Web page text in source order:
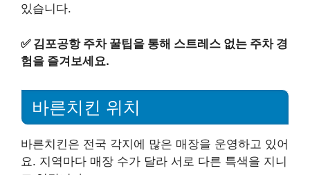
있습니다.
✅ 김포공항 주차 꿀팁을 통해 스트레스 없는 주차 경
험을 즐겨보세요.
바른치킨 위치
바른치킨은 전국 각지에 많은 매장을 운영하고 있어
요. 지역마다 매장 수가 달라 서로 다른 특색을 지니